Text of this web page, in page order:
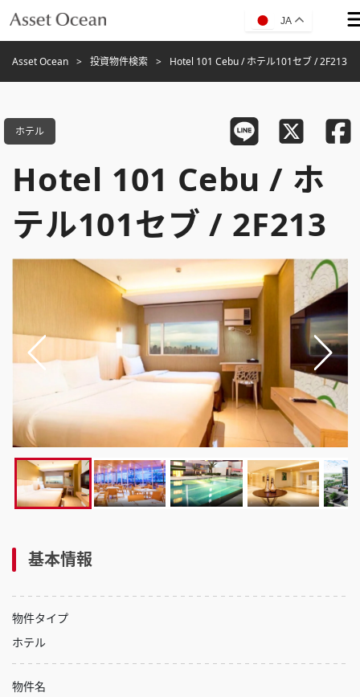
JA
Asset Ocean 投資物件検索 Hotel 101 Cebu / ホテル101セブ / 2F213
ホテル
Hotel 101 Cebu / ホ
テル101セブ / 2F213
基本情報
物件タイプ
ホテル
物件名